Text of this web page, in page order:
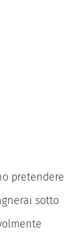
pretendere
sotto